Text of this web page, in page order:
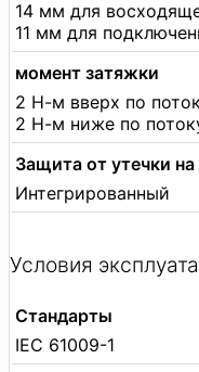
14 мм для
11 мм для
момент затяжки
2 Н-м вверх по
2 Н-м ниже по
Защита от утечки
Интегрированный
Условия
Стандарты
IEC 61009-1